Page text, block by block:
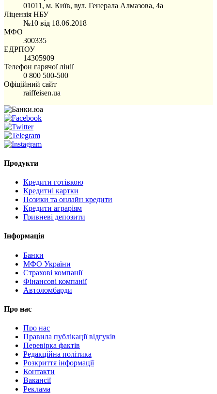
01011, м. Київ, вул. Генерала Алмазова, 4а
Ліцензія НБУ
№10 від 18.06.2018
МФО
300335
ЕДРПОУ
14305909
Телефон гарячої лінії
0 800 500-500
Офіційний сайт
raiffeisen.ua
Продукти
Кредити готівкою
Кредитні картки
Позики та онлайн кредити
Кредити аграріям
Гривневі депозити
Інформація
Банки
МФО України
Страхові компанії
Фінансові компанії
Автоломбарди
Про нас
Про нас
Правила публікації відгуків
Перевірка фактів
Редакційна політика
Розкриття інформації
Контакти
Вакансії
Реклама